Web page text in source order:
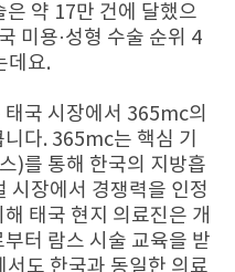
은 약 17만 건에 달했으
미용·성형 수술 순위 4
데요.
국 시장에서 365mc의
다. 365mc는 핵심 기
)를 통해 한국의 지방흡
시장에서 경쟁력을 인정
태국 현지 의료진은 개
터 람스 시술 교육을 받
도 한국과 동일한 의료